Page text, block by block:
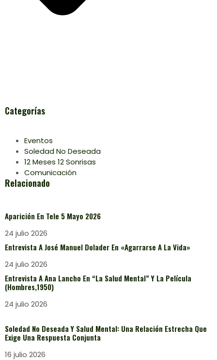
Categorías
Eventos
Soledad No Deseada
12 Meses 12 Sonrisas
Comunicación
Relacionado
Aparición En Tele 5 Mayo 2026
24 julio 2026
Entrevista A José Manuel Dolader En «Agarrarse A La Vida»
24 julio 2026
Entrevista A Ana Lancho En “La Salud Mental” Y La Película
(Hombres,1950)
24 julio 2026
Soledad No Deseada Y Salud Mental: Una Relación Estrecha Que
Exige Una Respuesta Conjunta
16 julio 2026